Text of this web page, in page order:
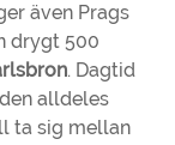
även Prags
drygt 500
. Dagtid
alldeles
ta sig mellan